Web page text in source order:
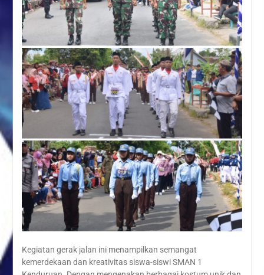
Kegiatan gerak jalan ini menampilkan semangat
kemerdekaan dan kreativitas siswa-siswi SMAN 1